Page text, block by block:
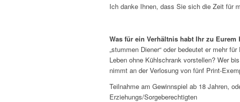
Ich danke Ihnen, dass Sie sich die Zeit für
Was für ein Verhältnis habt Ihr zu Eurem
„stummen Diener“ oder bedeutet er mehr
Leben ohne Kühlschrank vorstellen? Wer
nimmt an der Verlosung von fünf Print-
Teilnahme am Gewinnspiel ab 18 Jahren,
Erziehungs/Sorgeberechtigten